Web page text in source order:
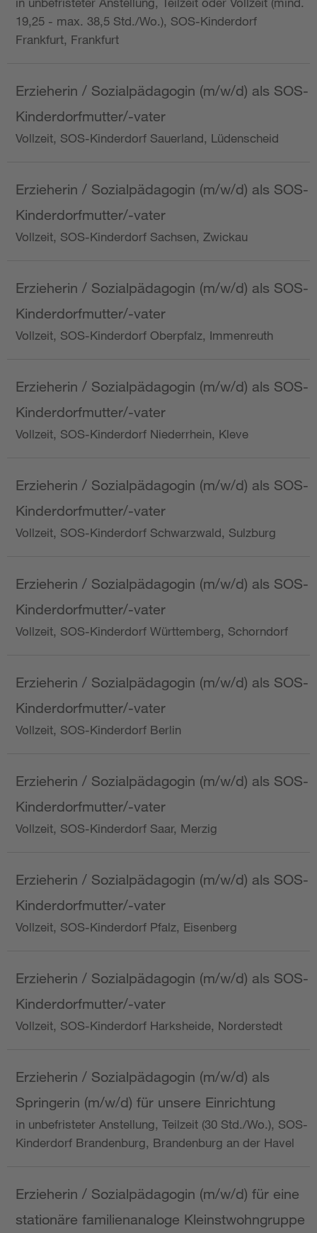
19,25 - max. 38,5 Std./Wo.), SOS-Kinderdorf
Frankfurt, Frankfurt
Erzieherin / Sozialpädagogin (m/w/d) als SOS-
Kinderdorfmutter/-vater
Vollzeit, SOS-Kinderdorf Sauerland, Lüdenscheid
Erzieherin / Sozialpädagogin (m/w/d) als SOS-
Kinderdorfmutter/-vater
Vollzeit, SOS-Kinderdorf Sachsen, Zwickau
Erzieherin / Sozialpädagogin (m/w/d) als SOS-
Kinderdorfmutter/-vater
Vollzeit, SOS-Kinderdorf Oberpfalz, Immenreuth
Erzieherin / Sozialpädagogin (m/w/d) als SOS-
Kinderdorfmutter/-vater
Vollzeit, SOS-Kinderdorf Niederrhein, Kleve
Erzieherin / Sozialpädagogin (m/w/d) als SOS-
Kinderdorfmutter/-vater
Vollzeit, SOS-Kinderdorf Schwarzwald, Sulzburg
Erzieherin / Sozialpädagogin (m/w/d) als SOS-
Kinderdorfmutter/-vater
Vollzeit, SOS-Kinderdorf Württemberg, Schorndorf
Erzieherin / Sozialpädagogin (m/w/d) als SOS-
Kinderdorfmutter/-vater
Vollzeit, SOS-Kinderdorf Berlin
Erzieherin / Sozialpädagogin (m/w/d) als SOS-
Kinderdorfmutter/-vater
Vollzeit, SOS-Kinderdorf Saar, Merzig
Erzieherin / Sozialpädagogin (m/w/d) als SOS-
Kinderdorfmutter/-vater
Vollzeit, SOS-Kinderdorf Pfalz, Eisenberg
Erzieherin / Sozialpädagogin (m/w/d) als SOS-
Kinderdorfmutter/-vater
Vollzeit, SOS-Kinderdorf Harksheide, Norderstedt
Erzieherin / Sozialpädagogin (m/w/d) als
Springerin (m/w/d) für unsere Einrichtung
in unbefristeter Anstellung, Teilzeit (30 Std./Wo.), SOS-
Kinderdorf Brandenburg, Brandenburg an der Havel
Erzieherin / Sozialpädagogin (m/w/d) für eine
stationäre familienanaloge Kleinstwohngruppe